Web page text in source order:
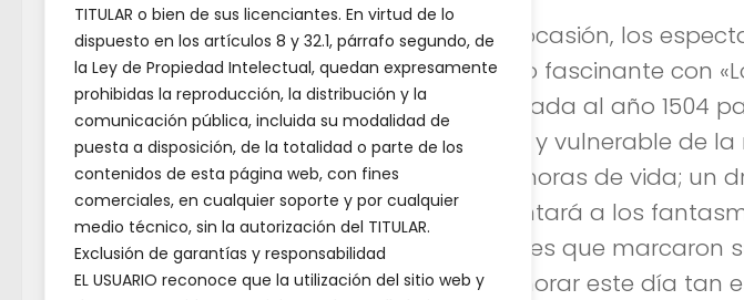
TITULAR o bien de sus licenciantes. En virtud de lo
dispuesto en los artículos 8 y 32.1, párrafo segundo, de
la Ley de Propiedad Intelectual, quedan expresamente
prohibidas la reproducción, la distribución y la
comunicación pública, incluida su modalidad de
puesta a disposición, de la totalidad o parte de los
contenidos de esta página web, con fines
comerciales, en cualquier soporte y por cualquier
medio técnico, sin la autorización del TITULAR.
Exclusión de garantías y responsabilidad
EL USUARIO reconoce que la utilización del sitio web y
En esta ocasión, los
el tiempo fascinante con
nos traslada al año 1504
humano y vulnerable de
últimas horas de vida; un
se enfrentará a los
personajes que marcaron
conmemorar este día tan
🎾 𝗘𝗹 𝗔𝘆𝘂𝗻𝘁𝗮𝗺𝗶𝗲𝗻𝘁𝗼 𝗱𝗲 𝗩𝗶𝘀𝗼
𝗱𝗲𝗹 𝗠𝗮𝗿𝗾𝘂𝗲́𝘀 𝗶𝗻𝗮𝘂𝗴𝘂𝗿𝗮 𝗹𝗮 𝗻𝘂𝗲𝘃𝗮
𝗽𝗶𝘀𝘁𝗮 𝗱𝗲 𝗽𝗮́𝗱𝗲𝗹 𝗰𝘂𝗯𝗶𝗲𝗿𝘁𝗮 👟🏓
𝗘𝗹 𝗜𝗘𝗦 𝗟𝗼𝘀 𝗕𝗮𝘁𝗮𝗻𝗲𝘀 𝗱𝗶𝘀𝗲𝗻̃𝗮 𝗹𝗮
𝘄𝗲𝗯 𝗱𝗲𝗹 𝗣𝗮𝗹𝗮𝗰𝗶𝗼 𝗱𝗲 𝗩𝗶𝘀𝗼 𝗱𝗲𝗹
𝗠𝗮𝗿𝗾𝘂𝗲́𝘀 𝗲𝗻𝗺𝗮𝗿𝗰𝗮𝗱𝗮 𝗲𝗻 𝗹𝗼𝘀 𝟰𝟲𝟴
𝗽𝗿𝗼𝘆𝗲𝗰𝘁𝗼𝘀 𝗱𝗲 𝗶𝗻𝗻𝗼𝘃𝗮𝗰𝗶𝗼́𝗻
𝗲𝗱𝘂𝗰𝗮𝘁𝗶𝘃𝗮